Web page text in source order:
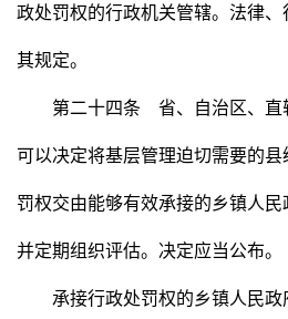
政处罚权的行政机关管辖。法律
其规定。
第二十四条 省、自治区、直辖
可以决定将基层管理迫切需要的
罚权交由能够有效承接的乡镇人民
并定期组织评估。决定应当公布。
承接行政处罚权的乡镇人民政